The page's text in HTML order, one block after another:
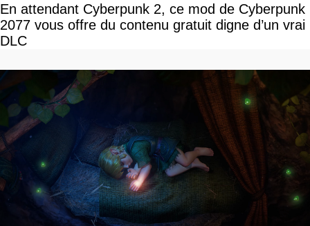
En attendant Cyberpunk 2, ce mod de Cyberpunk
2077 vous offre du contenu gratuit digne d’un vrai
DLC